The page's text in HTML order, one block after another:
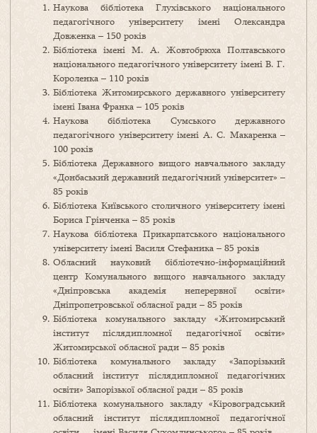
Наукова бібліотека Глухівського національного
педагогічного університету імені Олександра
Довженка – 150 років
Бібліотека імені М. А. Жовтобрюха Полтавського
національного педагогічного університету імені В. Г.
Короленка – 110 років
Бібліотека Житомирського державного університету
імені Івана Франка – 105 років
Наукова бібліотека Сумського державного
педагогічного університету імені А. С. Макаренка –
100 років
Бібліотека Державного вищого навчального закладу
«Донбаський державний педагогічний університет» –
85 років
Бібліотека Київського столичного університету імені
Бориса Грінченка – 85 років
Наукова бібліотека Прикарпатського національного
університету імені Василя Стефаника – 85 років
Обласний науковий бібліотечно-інформаційний
центр Комунального вищого навчального закладу
«Дніпровська академія неперервної освіти»
Дніпропетровської обласної ради – 85 років
Бібліотека комунального закладу «Житомирський
інститут післядипломної педагогічної освіти»
Житомирської обласної ради – 85 років
Бібліотека комунального закладу «Запорізький
обласний інститут післядипломної педагогічних
освіти» Запорізької обласної ради – 85 років
Бібліотека комунального закладу «Кіровоградський
обласний інститут післядипломної педагогічної